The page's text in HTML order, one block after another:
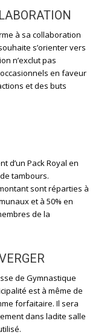
à sa collaboration
s’orienter vers
n’exclut pas
en faveur
et des buts
d’un Pack Royal en
tambours.
sont réparties à
et à 50% en
de la
de Gymnastique
est à même de
forfaitaire. Il sera
dans ladite salle